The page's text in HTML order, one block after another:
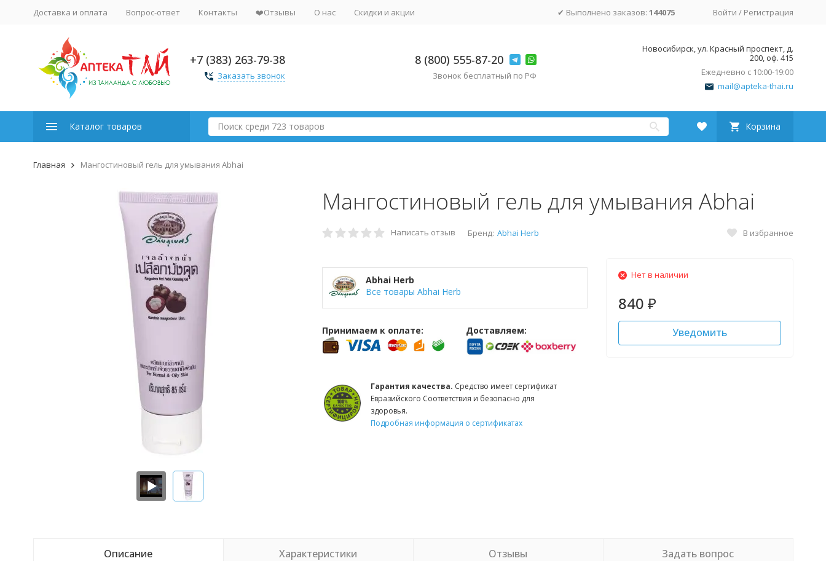
Доставка и оплата Вопрос-ответ Контакты ❤️Отзывы О нас Скидки и акции ✔ Выполнено заказов: 144075 Войти / Регистрация
+7 (383) 263-79-38
Заказать звонок
8 (800) 555-87-20
Звонок бесплатный по РФ
Новосибирск, ул. Красный проспект, д.
200, оф. 415
Ежедневно с 10:00-19:00
mail@apteka-thai.ru
Каталог товаров Корзина
Главная Мангостиновый гель для умывания Abhai
Мангостиновый гель для умывания Abhai
Написать отзыв Бренд: Abhai Herb В избранное
Abhai Herb
Все товары Abhai Herb
Принимаем к оплате: Доставляем:
Гарантия качества. Средство имеет сертификат
Евразийского Соответствия и безопасно для
здоровья.
Подробная информация о сертификатах
Нет в наличии
840 ₽
Уведомить
Описание Характеристики Отзывы Задать вопрос